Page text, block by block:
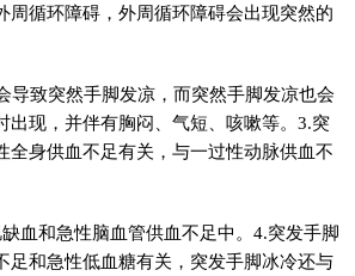
周循环障碍，外周循环障碍会出现突然的
导致突然手脚发凉，而突然手脚发凉也会
出现，并伴有胸闷、气短、咳嗽等。3.突
全身供血不足有关，与一过性动脉供血不
血和急性脑血管供血不足中。4.突发手脚
足和急性低血糖有关，突发手脚冰冷还与